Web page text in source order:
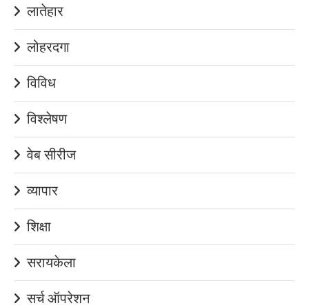
लातेहार
लोहरदगा
विविध
विश्लेषण
वेब सीरीज
व्यापार
शिक्षा
सरायकेला
सर्च ऑपरेशन